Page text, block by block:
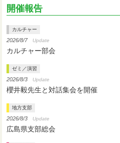
開催報告
カルチャー
2026/8/7 Update
カルチャー部会
ゼミ／演習
2026/8/3 Update
櫻井毅先生と対話集会を開催
地方支部
2026/8/3 Update
広島県支部総会